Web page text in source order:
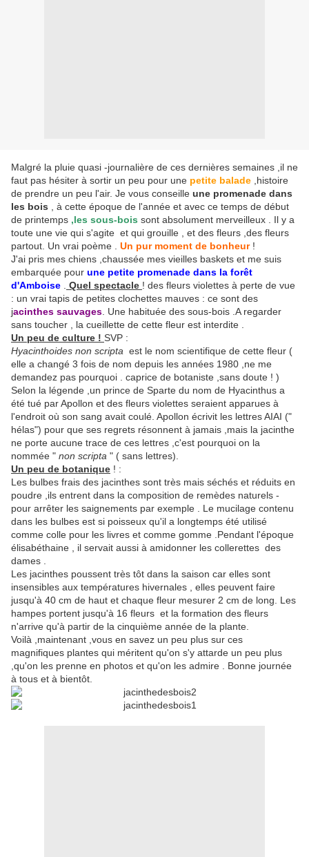
Malgré la pluie quasi -journalière de ces dernières semaines ,il ne
faut pas hésiter à sortir un peu pour une petite balade ,histoire
de prendre un peu l'air. Je vous conseille une promenade dans
les bois , à cette époque de l'année et avec ce temps de début
de printemps ,les sous-bois sont absolument merveilleux . Il y a
toute une vie qui s'agite et qui grouille , et des fleurs ,des fleurs
partout. Un vrai poème . Un pur moment de bonheur !
J'ai pris mes chiens ,chaussée mes vieilles baskets et me suis
embarquée pour une petite promenade dans la forêt
d'Amboise
Quel spectacle ! des fleurs violettes à perte de vue
: un vrai tapis de petites clochettes mauves : ce sont des
jacinthes sauvages . Une habituée des sous-bois .A regarder
sans toucher , la cueillette de cette fleur est interdite .
Un peu de culture ! SVP :
Hyacinthoides non scripta est le nom scientifique de cette fleur (
elle a changé 3 fois de nom depuis les années 1980 ,ne me
demandez pas pourquoi . caprice de botaniste ,sans doute ! )
Selon la légende ,un prince de Sparte du nom de Hyacinthus a
été tué par Apollon et des fleurs violettes seraient apparues à
l'endroit où son sang avait coulé. Apollon écrivit les lettres AIAI ("
hélas") pour que ses regrets résonnent à jamais ,mais la jacinthe
ne porte aucune trace de ces lettres ,c'est pourquoi on la
nommée " non scripta " ( sans lettres).
Un peu de botanique ! :
Les bulbes frais des jacinthes sont très mais séchés et réduits en
poudre ,ils entrent dans la composition de remèdes naturels -
pour arrêter les saignements par exemple . Le mucilage contenu
dans les bulbes est si poisseux qu'il a longtemps été utilisé
comme colle pour les livres et comme gomme .Pendant l'époque
élisabéthaine , il servait aussi à amidonner les collerettes des
dames .
Les jacinthes poussent très tôt dans la saison car elles sont
insensibles aux températures hivernales , elles peuvent faire
jusqu'à 40 cm de haut et chaque fleur mesurer 2 cm de long. Les
hampes portent jusqu'à 16 fleurs et la formation des fleurs
n'arrive qu'à partir de la cinquième année de la plante.
Voilà ,maintenant ,vous en savez un peu plus sur ces
magnifiques plantes qui méritent qu'on s'y attarde un peu plus
,qu'on les prenne en photos et qu'on les admire . Bonne journée
à tous et à bientôt.